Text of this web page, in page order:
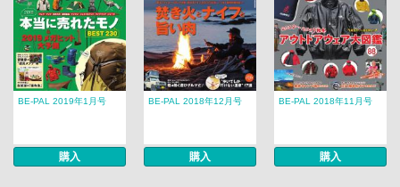
BE-PAL 2019年1月号
購入
BE-PAL 2018年12月号
購入
BE-PAL 2018年11月号
購入